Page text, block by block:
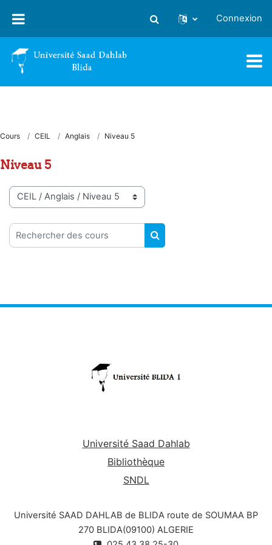
Activer/désactiver la saisie
Connexion
Cours CEIL Anglais Niveau 5
Niveau 5
Catégories de cours
Rechercher des cours
RECHERCHER DES
Université Saad Dahlab
Bibliothèque
SNDL
Université SAAD DAHLAB de BLIDA route de SOUMAA BP
270 BLIDA(09100) ALGERIE